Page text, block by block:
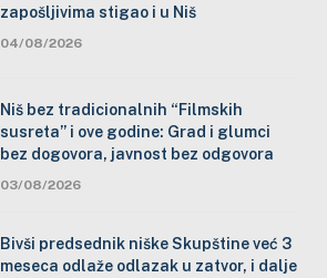
zapošljivima stigao i u Niš
04/08/2026
Niš bez tradicionalnih “Filmskih
susreta” i ove godine: Grad i glumci
bez dogovora, javnost bez odgovora
03/08/2026
Bivši predsednik niške Skupštine već 3
meseca odlaže odlazak u zatvor, i dalje